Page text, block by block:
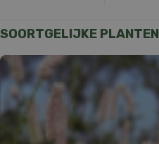
SOORTGELIJKE PLANTEN